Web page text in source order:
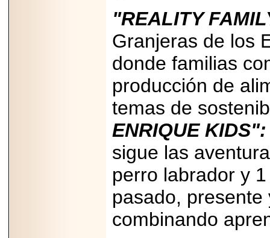
"REALITY
Granjeras de los
donde familias
producción de
temas de
ENRIQUE KIDS":
sigue las
perro labrador y
pasado,
combinando